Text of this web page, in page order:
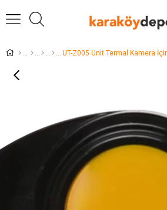
UT-Z005 Unit Termal Kamera